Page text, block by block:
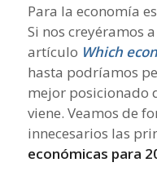
Para la economía
Si nos creyéramos a
artículo Which
hasta podríamos
mejor posicionado
viene. Veamos de
innecesarios las
económicas para